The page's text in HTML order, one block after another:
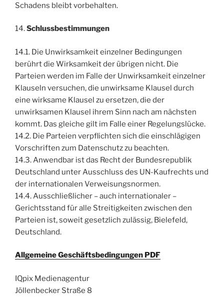
Schadens bleibt vorbehalten.
14.Schlussbestimmungen
14.1. Die Unwirksamkeit einzelner Bedingungen
berührt die Wirksamkeit der übrigen nicht. Die
Parteien werden im Falle der Unwirksamkeit einzelner
Klauseln versuchen, die unwirksame Klausel durch
eine wirksame Klausel zu ersetzen, die der
unwirksamen Klausel ihrem Sinn nach am nächsten
kommt. Das gleiche gilt im Falle einer Regelungslücke.
14.2. Die Parteien verpflichten sich die einschlägigen
Vorschriften zum Datenschutz zu beachten.
14.3. Anwendbar ist das Recht der Bundesrepublik
Deutschland unter Ausschluss des UN-Kaufrechts und
der internationalen Verweisungsnormen.
14.4. Ausschließlicher – auch internationaler –
Gerichtsstand für alle Streitigkeiten zwischen den
Parteien ist, soweit gesetzlich zulässig, Bielefeld,
Deutschland.
Allgemeine Geschäftsbedingungen PDF
IQpix Medienagentur
Jöllenbecker Straße 8